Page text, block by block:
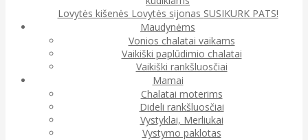
Lovytės kišenės Lovytės sijonas SUSIKURK PATS!
Maudynėms
Vonios chalatai vaikams
Vaikiški paplūdimio chalatai
Vaikiški rankšluosčiai
Mamai
Chalatai moterims
Dideli rankšluosčiai
Vystyklai, Merliukai
Vystymo paklotas